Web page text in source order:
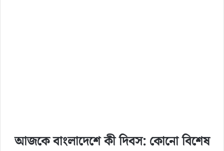
আজকে বাংলাদেশে কী দিবস: কোনো বিশেষ